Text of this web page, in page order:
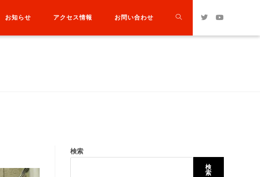
お知らせ アクセス情報 お問い合わせ
検索
検
索